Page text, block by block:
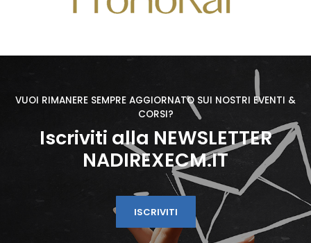
VUOI RIMANERE SEMPRE AGGIORNATO SUI NOSTRI EVENTI &
CORSI?
Iscriviti alla NEWSLETTER
NADIREXECM.IT
ISCRIVITI